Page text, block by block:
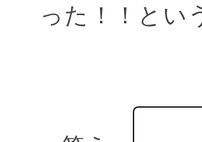
った！！とい